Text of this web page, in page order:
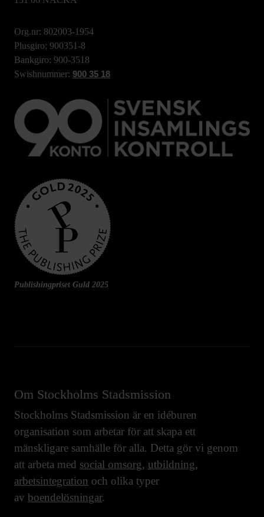
Org.nr: 802003-1954
Plusgiro: 900351-8
Bankgiro: 900-3518
Swishnummer: 900 35 18
Publishingpriset Guld 2025
Om Stockholms Stadsmission
Stockholms Stadsmission är en idéburen
organisation som arbetar för att skapa ett
mänskligare samhälle för alla. Detta gör vi genom
att arbeta med social omsorg, utbildning,
arbetsintegration och olika typer
av boendelösningar.